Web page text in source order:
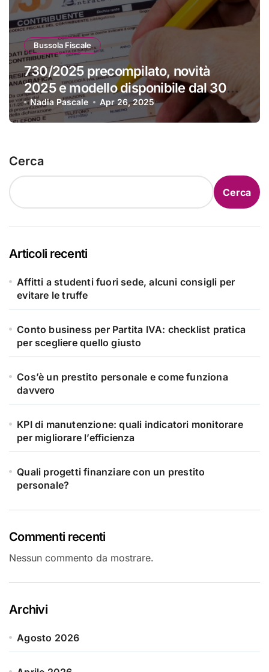
Bussola Fiscale
730/2025 precompilato, novità
2025 e modello disponibile dal 30
aprile
Nadia Pascale Apr 26, 2025
Cerca
Cerca
Articoli recenti
Affitti a studenti fuori sede, alcuni consigli per
evitare le truffe
Conto business per Partita IVA: checklist pratica
per scegliere quello giusto
Cos’è un prestito personale e come funziona
davvero
KPI di manutenzione: quali indicatori monitorare
per migliorare l’efficienza
Quali progetti finanziare con un prestito
personale?
Commenti recenti
Nessun commento da mostrare.
Archivi
Agosto 2026